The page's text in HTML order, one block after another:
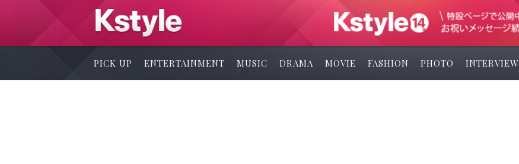
PICK UP ENTERTAINMENT MUSIC DRAMA MOVIE FASHION PHOTO INTERVIEW